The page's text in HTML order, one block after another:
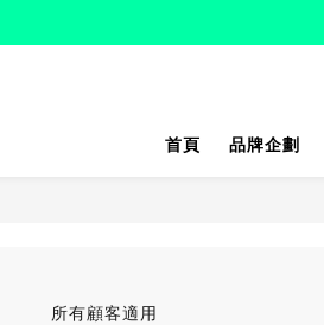
首頁 品牌企劃
所有顧客適用